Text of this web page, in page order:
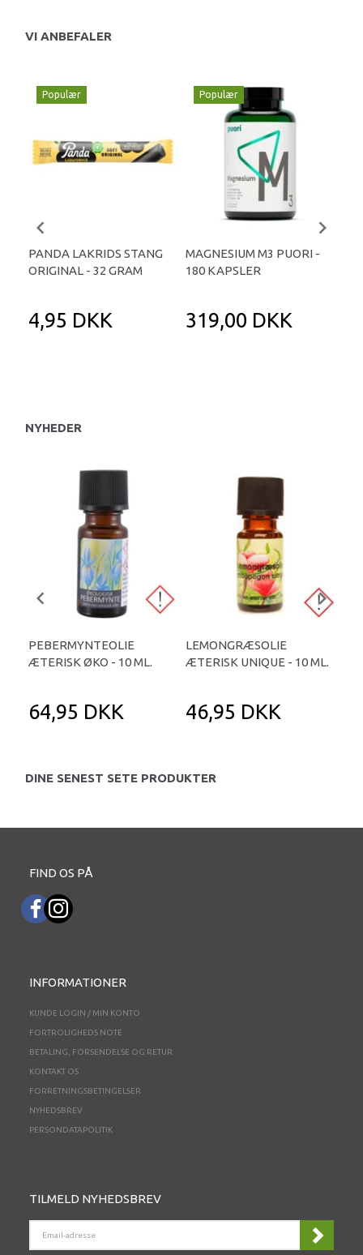
VI ANBEFALER
Populær
PANDA LAKRIDS STANG
ORIGINAL - 32 GRAM
4,95 DKK
Populær
MAGNESIUM M3 PUORI -
180 KAPSLER
319,00 DKK
NYHEDER
PEBERMYNTEOLIE
ÆTERISK ØKO - 10 ML.
64,95 DKK
LEMONGRÆSOLIE
ÆTERISK UNIQUE - 10 ML.
46,95 DKK
DINE SENEST SETE PRODUKTER
FIND OS PÅ
INFORMATIONER
KUNDE LOGIN / MIN KONTO
FORTROLIGHEDS NOTE
BETALING, FORSENDELSE OG RETUR
KONTAKT OS
FORRETNINGSBETINGELSER
NYHEDSBREV
PERSONDATAPOLITIK
TILMELD NYHEDSBREV
ADRESSE